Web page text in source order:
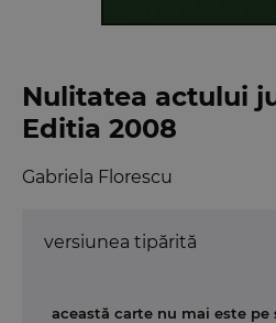
Nulitatea actului
Editia 2008
Gabriela Florescu
versiunea tipărită
această carte nu mai este